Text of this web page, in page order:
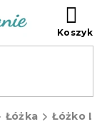
Łóżka